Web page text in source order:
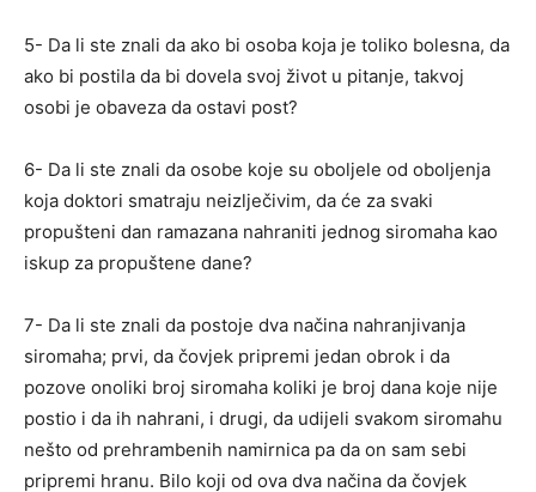
5- Da li ste znali da ako bi osoba koja je toliko bolesna, da
ako bi postila da bi dovela svoj život u pitanje, takvoj
osobi je obaveza da ostavi post?
6- Da li ste znali da osobe koje su oboljele od oboljenja
koja doktori smatraju neizlječivim, da će za svaki
propušteni dan ramazana nahraniti jednog siromaha kao
iskup za propuštene dane?
7- Da li ste znali da postoje dva načina nahranjivanja
siromaha; prvi, da čovjek pripremi jedan obrok i da
pozove onoliki broj siromaha koliki je broj dana koje nije
postio i da ih nahrani, i drugi, da udijeli svakom siromahu
nešto od prehrambenih namirnica pa da on sam sebi
pripremi hranu. Bilo koji od ova dva načina da čovjek